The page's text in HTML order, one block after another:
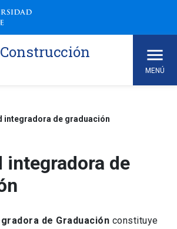
MENÚ
integradora de graduación
integradora de
de Graduación constituye